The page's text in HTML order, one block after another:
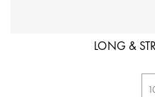
LONG &